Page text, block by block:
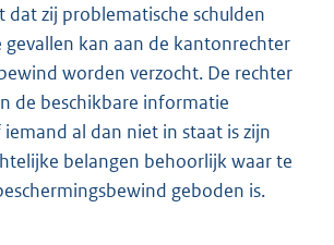
dat zij problematische schulden
gevallen kan aan de kantonrechter
worden verzocht. De rechter
de beschikbare informatie
al dan niet in staat is zijn
belangen behoorlijk waar te
geboden is.